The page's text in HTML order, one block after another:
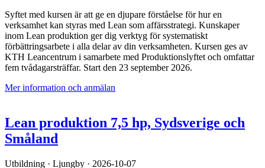
Syftet med kursen är att ge en djupare förståelse för hur en
verksamhet kan styras med Lean som affärsstrategi. Kunskaper
inom Lean produktion ger dig verktyg för systematiskt
förbättringsarbete i alla delar av din verksamheten. Kursen ges av
KTH Leancentrum i samarbete med Produktionslyftet och omfattar
fem tvådagarsträffar. Start den 23 september 2026.
Mer information och anmälan
Lean produktion 7,5 hp, Sydsverige och
Småland
Utbildning · Ljungby · 2026-10-07